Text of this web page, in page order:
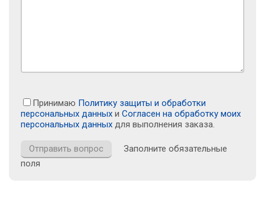
Принимаю Политику защиты и обработки
персональных данных и Согласен на обработку моих
персональных данных для выполнения заказа.
Заполните обязательные
поля